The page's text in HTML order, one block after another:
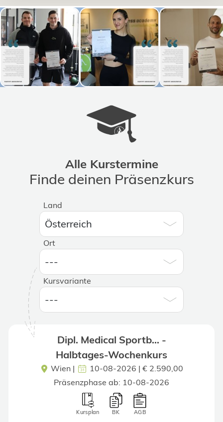
Alle Kurstermine
Finde deinen Präsenzkurs
Land
Ort
Kursvariante
Dipl. Medical Sportb... -
Halbtages-Wochenkurs
Wien |
10-08-2026 | € 2.590,00
Präsenzphase ab: 10-08-2026
Kursplan BK AGB